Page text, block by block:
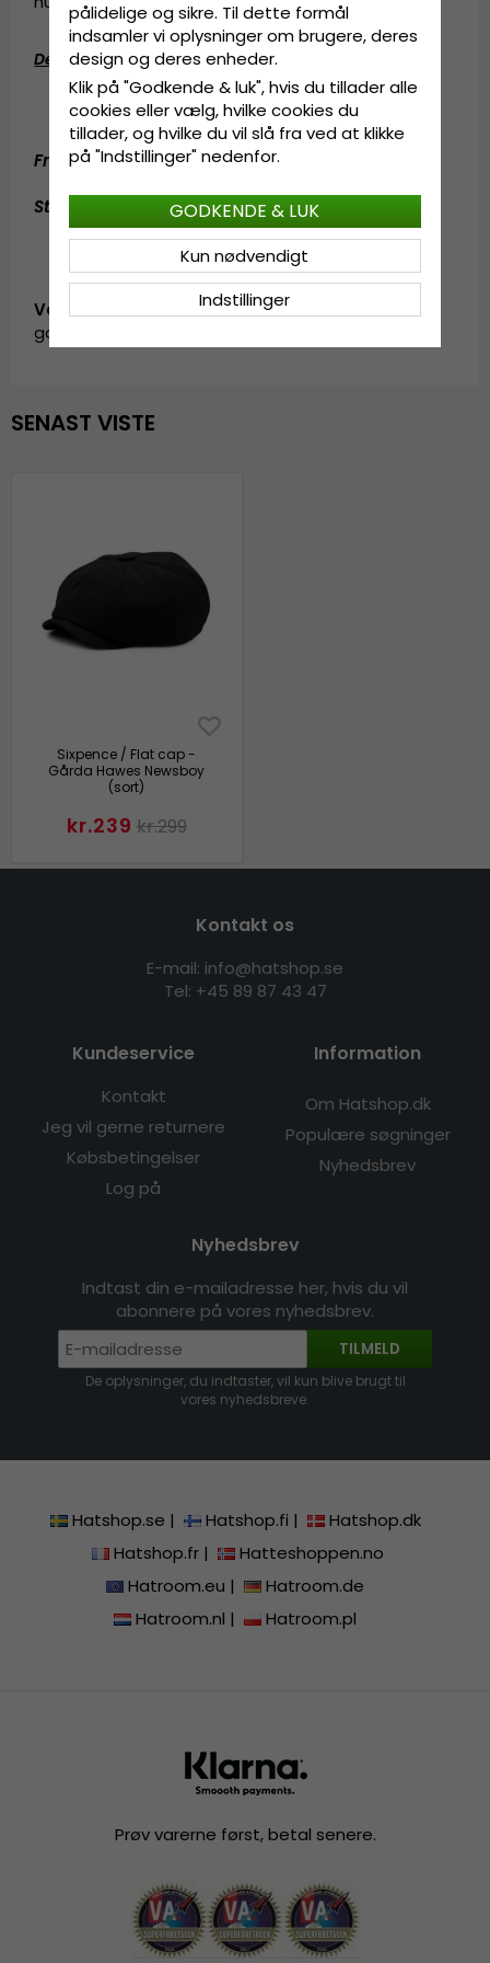
Detaljeinformation:
4 centimeters skygge
Fremstillet af100% polyester
Fremstillet af:100% polyester.
Størrelsesinformation:Medium - 56-58 cm.
Vare-ID:
garda.flatcap.no23.hawes.black
SENAST VISTE
Sixpence / Flat cap -
Gårda Hawes Newsboy
(sort)
kr.239 kr.299
Kontakt os
E-mail: info@hatshop.se
Tel: +45 89 87 43 47
Kundeservice
Kontakt
Jeg vil gerne returnere
Købsbetingelser
Log på
Information
Om Hatshop.dk
Populære søgninger
Nyhedsbrev
Nyhedsbrev
Indtast din e-mailadresse her, hvis du vil
abonnere på vores nyhedsbrev.
TILMELD
De oplysninger, du indtaster, vil kun blive brugt til
vores nyhedsbreve.
Hatshop.se | Hatshop.fi |
Hatshop.dk
Hatshop.fr|
Hatteshoppen.no
Hatroom.eu |
Hatroom.de
Hatroom.nl | Hatroom.pl
Prøv varerne først, betal senere.
pålidelige og sikre. Til dette formål
indsamler vi oplysninger om brugere, deres
design og deres enheder.
Klik på "Godkende & luk", hvis du tillader alle
cookies eller vælg, hvilke cookies du
tillader, og hvilke du vil slå fra ved at klikke
på "Indstillinger" nedenfor.
Indstillinger
Kun nødvendigt
GODKENDE & LUK